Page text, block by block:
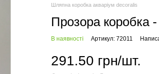
Шляпна коробка акваріум decoralis
Прозора коробка -
В наявності Артикул: 72011
291.50 грн/шт.